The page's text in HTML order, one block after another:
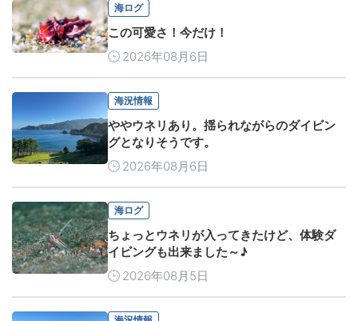
海ログ
この可愛さ！今だけ！
2026年08月6日
海況情報
ややウネリあり。揺られながらのダイビン
グとなりそうです。
2026年08月6日
海ログ
ちょっとウネリが入ってきたけど、体験ダ
イビングも出来ました～♪
2026年08月5日